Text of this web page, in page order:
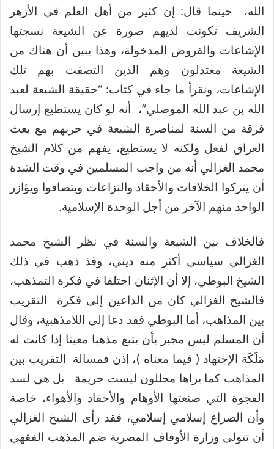
الله، حينما قال: إن كثير من أهل العلم في الأزهر
الشريف تكونت لديهم صورة عن الشيعة نسجتها
الإشاعات والفروض المدخولة، وهذا يبين أن هناك من
الشيعة معتدلون وهم الذين التصقت بهم تلك
الإشاعات، ونقرأ ما جاء في كتاب: “حقيقة الشيعة لعبد
الله بن عبد الله الموصلي”، أنه لو كان يستطيع إرسال
فرقة من السنة لمناصرة الشيعة في حربهم مع بعث
العراق لفعل ولكنه لا يستطيع، يفهم من كلام الشيخ
محمد الغزالي أنه من واجب المسلمين في وقت الشدة
أن يتركوا الخلافات والأحقاد والنزاعات ويتصافوا ويؤازر
الواحد منهم الآخر من أجل الوحدة الإسلامية.
فالخلاف بين الشيعة والسنة في نظر الشيخ محمد
الغزالي سياسي أكثر منه ديني، وقذ ذهب في ذلك
الشيخ البوطي، إلا أن الإثنان اختلفا في فكرة التمذهب،
فالشيخ الغزالي كان من الداعين إلى فكرة التقريب
بين المذاهب، أما البوطي فقد دعا إلى اللامذهبية، وقال
أن المسلم ليس مجبر بأن يتبع مذهبا معينا إذا كانت له
مَلَكَة الإجتهاد ( فيما معناه )، إذن فمسالة التقريب بين
المذاهب كما يراها محللون ليست جريمة بل هي لسد
الفجوة التي صنعتها الأوهام والأحقاد والأهواء، خاصة
وأن الصراع إسلامي إسلامي، فقد رأى الشيخ الغزالي
أن تتولى وزارة الأوقاف المصرية ضم المذهب الفقهي